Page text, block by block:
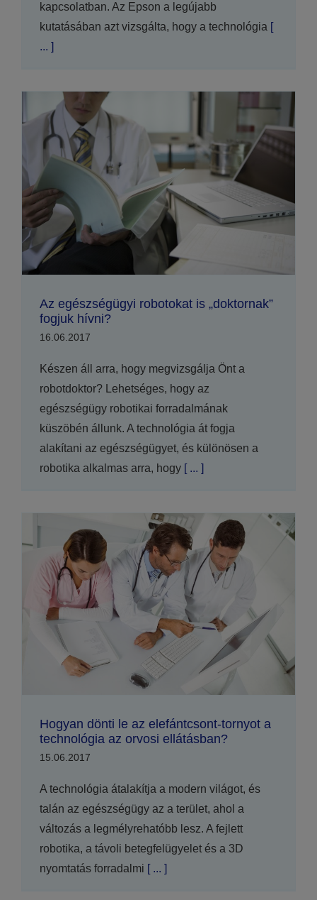
kapcsolatban. Az Epson a legújabb
kutatásában azt vizsgálta, hogy a technológia [
... ]
Az egészségügyi robotokat is „doktornak”
fogjuk hívni?
16.06.2017
Készen áll arra, hogy megvizsgálja Önt a
robotdoktor? Lehetséges, hogy az
egészségügy robotikai forradalmának
küszöbén állunk. A technológia át fogja
alakítani az egészségügyet, és különösen a
robotika alkalmas arra, hogy[ ... ]
Hogyan dönti le az elefántcsont-tornyot a
technológia az orvosi ellátásban?
15.06.2017
A technológia átalakítja a modern világot, és
talán az egészségügy az a terület, ahol a
változás a legmélyrehatóbb lesz. A fejlett
robotika, a távoli betegfelügyelet és a 3D
nyomtatás forradalmi [ ... ]